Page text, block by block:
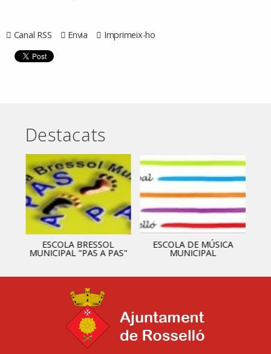
Canal RSS Envia Imprimeix-ho
Destacats
ESCOLA BRESSOL
MUNICIPAL "PAS A PAS"
ESCOLA DE MÚSICA
MUNICIPAL